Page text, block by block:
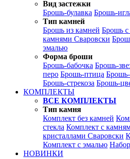
Вид застежки
Брошь-булавка Брошь-
Тип камней
Брошь из камней Брошь
камнями Сваровски
эмалью
Форма броши
Брошь-бабочка Брошь-
перо Брошь-птица
Брошь-стрекоза Брошь-
КОМПЛЕКТЫ
ВСЕ КОМПЛЕКТЫ
Тип камня
Комплект без камней
стекла Комплект с
кристаллами Сваровски
Комплект с эмалью
НОВИНКИ